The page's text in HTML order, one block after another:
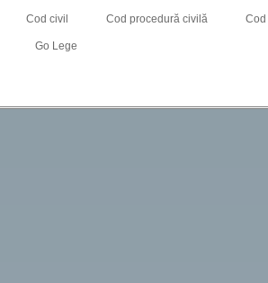
Cod civil Cod procedură civilă
Go Lege